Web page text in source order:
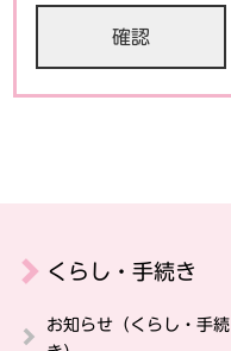
くらし・手続き
お知らせ（くらし・手続